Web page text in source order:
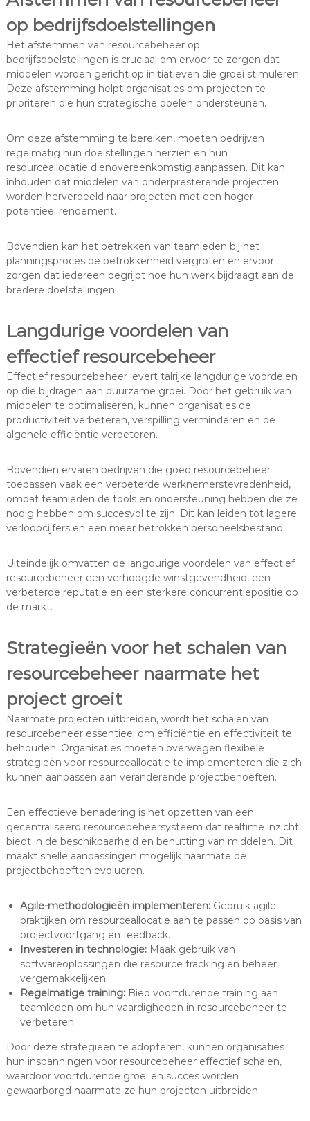
op bedrijfsdoelstellingen
Het afstemmen van resourcebeheer op
bedrijfsdoelstellingen is cruciaal om ervoor te zorgen dat
middelen worden gericht op initiatieven die groei stimuleren.
Deze afstemming helpt organisaties om projecten te
prioriteren die hun strategische doelen ondersteunen.
Om deze afstemming te bereiken, moeten bedrijven
regelmatig hun doelstellingen herzien en hun
resourceallocatie dienovereenkomstig aanpassen. Dit kan
inhouden dat middelen van onderpresterende projecten
worden herverdeeld naar projecten met een hoger
potentieel rendement.
Bovendien kan het betrekken van teamleden bij het
planningsproces de betrokkenheid vergroten en ervoor
zorgen dat iedereen begrijpt hoe hun werk bijdraagt aan de
bredere doelstellingen.
Langdurige voordelen van
effectief resourcebeheer
Effectief resourcebeheer levert talrijke langdurige voordelen
op die bijdragen aan duurzame groei. Door het gebruik van
middelen te optimaliseren, kunnen organisaties de
productiviteit verbeteren, verspilling verminderen en de
algehele efficiëntie verbeteren.
Bovendien ervaren bedrijven die goed resourcebeheer
toepassen vaak een verbeterde werknemerstevredenheid,
omdat teamleden de tools en ondersteuning hebben die ze
nodig hebben om succesvol te zijn. Dit kan leiden tot lagere
verloopcijfers en een meer betrokken personeelsbestand.
Uiteindelijk omvatten de langdurige voordelen van effectief
resourcebeheer een verhoogde winstgevendheid, een
verbeterde reputatie en een sterkere concurrentiepositie op
de markt.
Strategieën voor het schalen van
resourcebeheer naarmate het
project groeit
Naarmate projecten uitbreiden, wordt het schalen van
resourcebeheer essentieel om efficiëntie en effectiviteit te
behouden. Organisaties moeten overwegen flexibele
strategieën voor resourceallocatie te implementeren die zich
kunnen aanpassen aan veranderende projectbehoeften.
Een effectieve benadering is het opzetten van een
gecentraliseerd resourcebeheersysteem dat realtime inzicht
biedt in de beschikbaarheid en benutting van middelen. Dit
maakt snelle aanpassingen mogelijk naarmate de
projectbehoeften evolueren.
Agile-methodologieën implementeren:Gebruik agile
praktijken om resourceallocatie aan te passen op basis van
projectvoortgang en feedback.
Investeren in technologie:Maak gebruik van
softwareoplossingen die resource tracking en beheer
vergemakkelijken.
Regelmatige training:Bied voortdurende training aan
teamleden om hun vaardigheden in resourcebeheer te
verbeteren.
Door deze strategieën te adopteren, kunnen organisaties
hun inspanningen voor resourcebeheer effectief schalen,
waardoor voortdurende groei en succes worden
gewaarborgd naarmate ze hun projecten uitbreiden.